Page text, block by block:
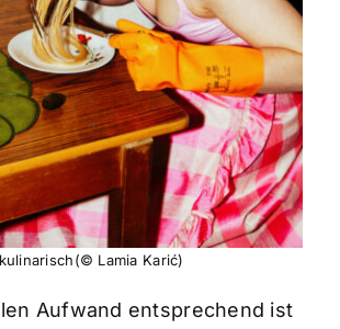
Lamia Karić)
Aufwand entsprechend ist